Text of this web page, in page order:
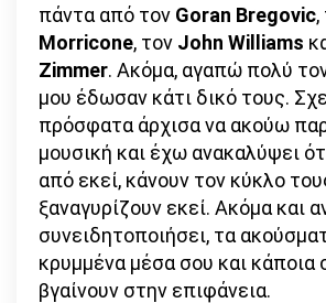
πάντα από τον Goran Bregovic,
Morricone, τον John Williams
Zimmer. Ακόμα, αγαπώ πολύ
μου έδωσαν κάτι δικό τους.
πρόσφατα άρχισα να ακούω
μουσική και έχω ανακαλύψει
από εκεί, κάνουν τον κύκλο
ξαναγυρίζουν εκεί. Ακόμα και
συνειδητοποιήσει, τα
κρυμμένα μέσα σου και κάποια
βγαίνουν στην επιφάνεια.